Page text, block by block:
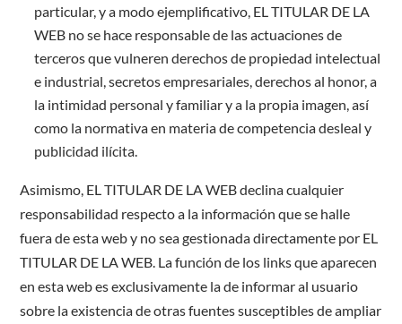
particular, y a modo ejemplificativo, EL TITULAR DE LA
WEB no se hace responsable de las actuaciones de
terceros que vulneren derechos de propiedad intelectual
e industrial, secretos empresariales, derechos al honor, a
la intimidad personal y familiar y a la propia imagen, así
como la normativa en materia de competencia desleal y
publicidad ilícita.
Asimismo, EL TITULAR DE LA WEB declina cualquier
responsabilidad respecto a la información que se halle
fuera de esta web y no sea gestionada directamente por EL
TITULAR DE LA WEB. La función de los links que aparecen
en esta web es exclusivamente la de informar al usuario
sobre la existencia de otras fuentes susceptibles de ampliar